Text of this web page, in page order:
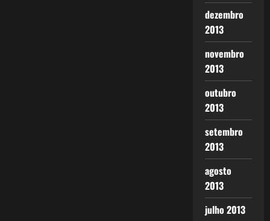
dezembro
2013
novembro
2013
outubro
2013
setembro
2013
agosto
2013
julho 2013